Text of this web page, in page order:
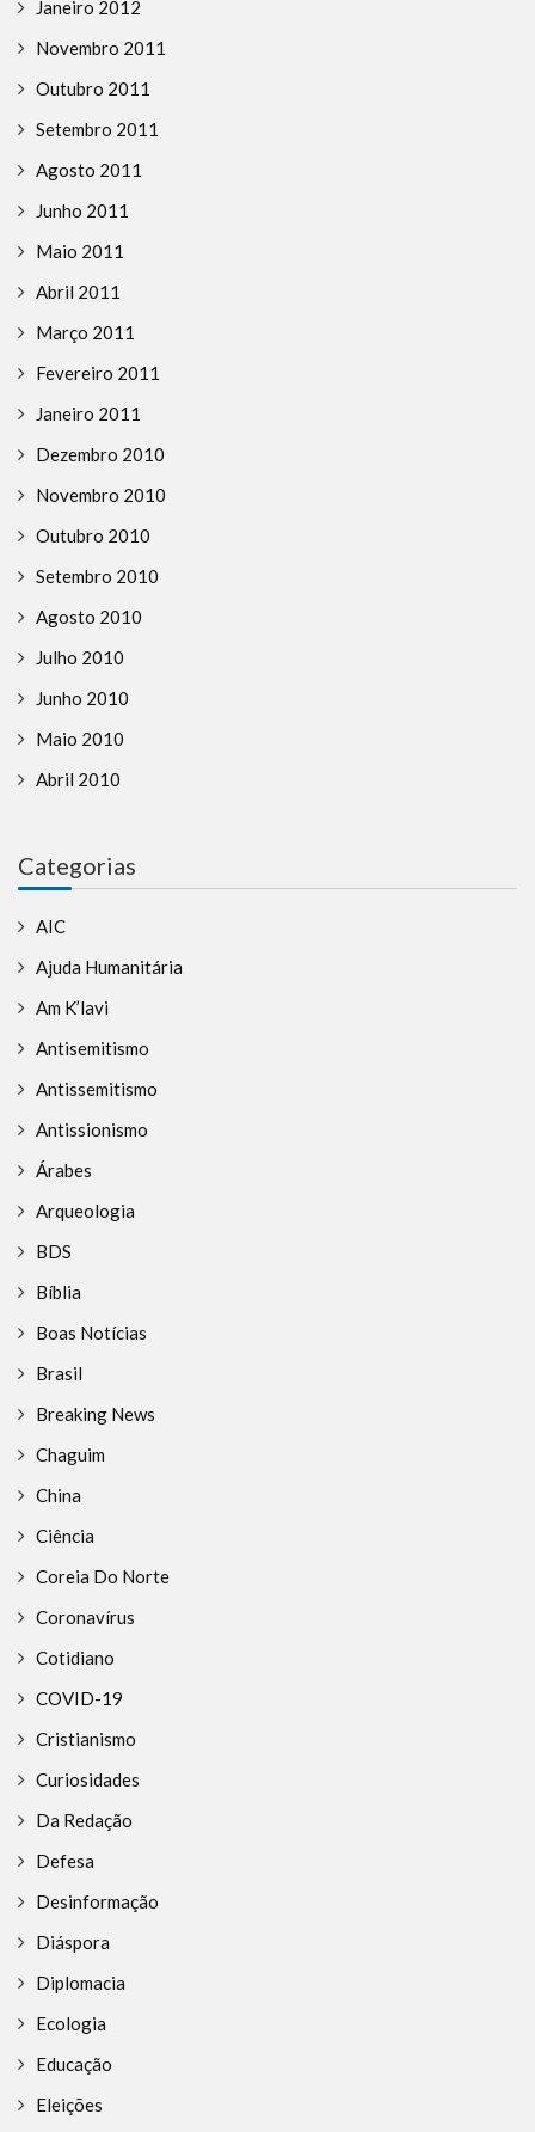
Janeiro 2012
Novembro 2011
Outubro 2011
Setembro 2011
Agosto 2011
Junho 2011
Maio 2011
Abril 2011
Março 2011
Fevereiro 2011
Janeiro 2011
Dezembro 2010
Novembro 2010
Outubro 2010
Setembro 2010
Agosto 2010
Julho 2010
Junho 2010
Maio 2010
Abril 2010
Categorias
AIC
Ajuda Humanitária
Am K’lavi
Antisemitismo
Antissemitismo
Antissionismo
Árabes
Arqueologia
BDS
Bíblia
Boas Notícias
Brasil
Breaking News
Chaguim
China
Ciência
Coreia Do Norte
Coronavírus
Cotidiano
COVID-19
Cristianismo
Curiosidades
Da Redação
Defesa
Desinformação
Diáspora
Diplomacia
Ecologia
Educação
Eleições